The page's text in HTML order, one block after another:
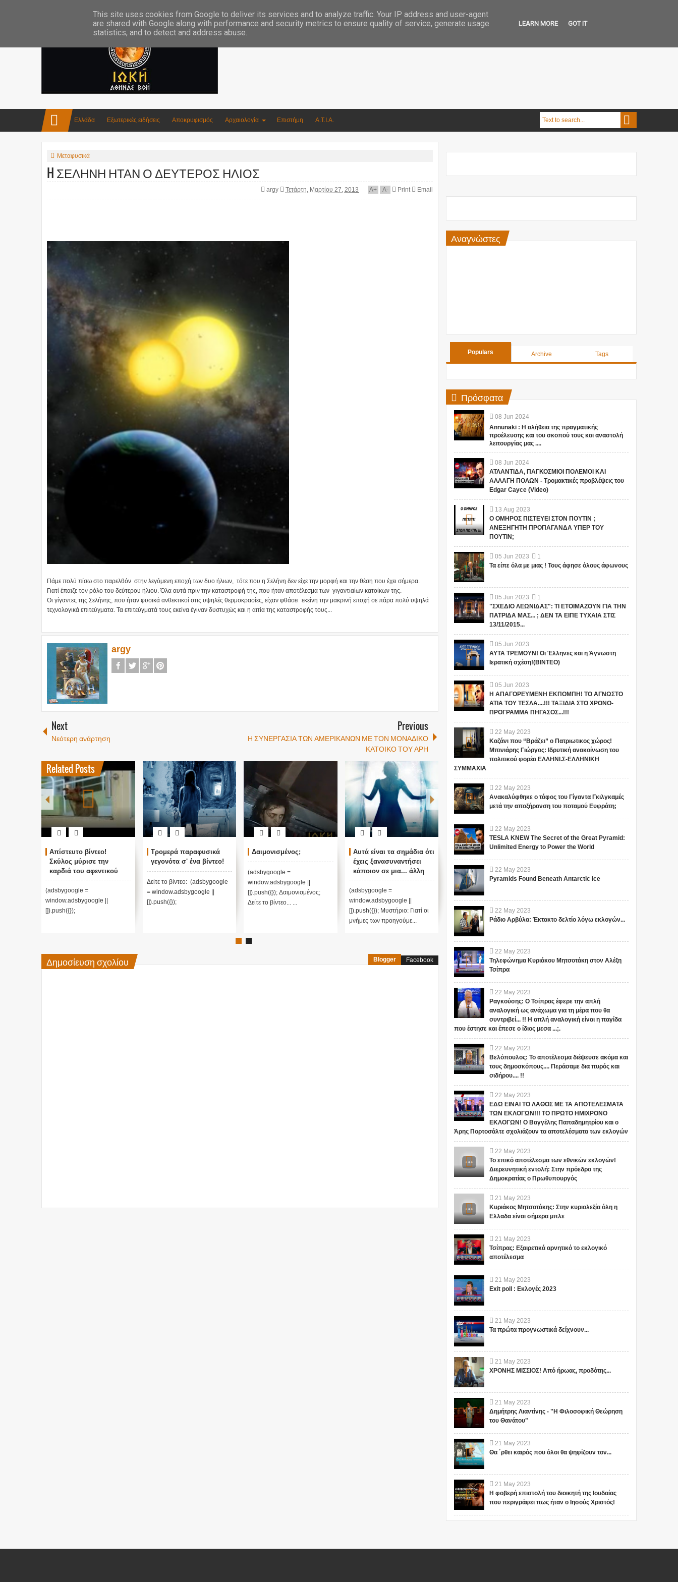
Ελλάδα Εξωτερικές ειδήσεις Αποκρυφισμός Αρχαιολογία Επιστήμη Α.Τ.Ι.Α.
Μεταφυσικά
H ΣΕΛΗΝΗ ΗΤΑΝ Ο ΔΕΥΤΕΡΟΣ ΗΛΙΟΣ
argy Τετάρτη, Μαρτίου 27, 2013 A+ A- Print Email
Πάμε πολύ πίσω στο παρελθόν στην λεγόμενη εποχή των δυο ήλιων, τότε που η Σελήνη δεν είχε την μορφή και την θέση που έχει σήμερα.
Γιατί έπαιζε τον ρόλο του δεύτερου ήλιου. Όλα αυτά πριν την καταστροφή της, που ήταν αποτέλεσμα των γιγαντιαίων κατοίκων της.
Οι γίγαντες της Σελήνης, που ήταν φυσικά ανθεκτικοί στις υψηλές θερμοκρασίες, είχαν φθάσει εκείνη την μακρινή εποχή σε πάρα πολύ υψηλά
τεχνολογικά επιτεύγματα. Τα επιτεύγματά τους εκείνα έγιναν δυστυχώς και η αιτία της καταστροφής τους...
argy
Next
Νεότερη ανάρτηση
Previous
Η ΣΥΝΕΡΓΑΣΙΑ ΤΩΝ ΑΜΕΡΙΚΑΝΩΝ ΜΕ ΤΟΝ ΜΟΝΑΔΙΚΟ
ΚΑΤΟΙΚΟ ΤΟΥ ΑΡΗ
Related Posts
Απίστευτο βίντεο!
Σκύλος μύρισε την
καρδιά του αφεντικού
του σε άλλο σώμα και η
αντίδραση του δεν
περιγράφεται με λόγια!
(adsbygoogle =
window.adsbygoogle ||
[]).push({});
Τρομερά παραφυσικά
γεγονότα σ' ένα βίντεο!
Δείτε το βίντεο: (adsbygoogle
= window.adsbygoogle ||
[]).push({});
Δαιμονισμένος;
(adsbygoogle =
window.adsbygoogle ||
[]).push({}); Δαιμονισμένος;
Δείτε το βίντεο... ...
Αυτά είναι τα σημάδια ότι
έχεις ξανασυναντήσει
κάποιον σε μια... άλλη
ζωή!!!
(adsbygoogle =
window.adsbygoogle ||
[]).push({}); Μυστήριο: Γιατί οι
μνήμες των προηγούμε...
10 ανεξήγητα φαινόμενα!
(video)
Είναι στην ανθρώπινη φύση να
θέλει να αποκαλύψει την
αλήθεια για τα πάντα. Ωστόσο,
υπήρξαν μια...
Μήπως είστε
πάνω στη Γη;;;; Τα 11
λαμβάνετε όλα αυτά τα
είστε έτοιμοι να λάβετε
Αισθάνεστε διαφορετικοί από
Θεωρείτε...
Δημοσίευση σχολίου Blogger Facebook
Αναγνώστες
Populars Archive Tags
Πρόσφατα
08 Jun 2024
Annunaki : Η αλήθεια της πραγματικής
προέλευσης και του σκοπού τους και αναστολή
λειτουργίας μας ....
08 Jun 2024
ΑΤΛΑΝΤΙΔΑ, ΠΑΓΚΟΣΜΙΟΙ ΠΟΛΕΜΟΙ ΚΑΙ
ΑΛΛΑΓΗ ΠΟΛΩΝ - Τρομακτικές προβλέψεις του
Edgar Cayce (Video)
13 Aug 2023
Ο ΟΜΗΡΟΣ ΠΙΣΤΕΥΕΙ ΣΤΟΝ ΠΟΥΤΙΝ ;
ΑΝΕΞΗΓΗΤΗ ΠΡΟΠΑΓΑΝΔΑ ΥΠΕΡ ΤΟΥ
ΠΟΥΤΙΝ;
05 Jun 2023
1
Τα είπε όλα με μιας ! Τους άφησε όλους άφωνους
05 Jun 2023
1
"ΣΧΕΔΙΟ ΛΕΩΝΙΔΑΣ": ΤΙ ΕΤΟΙΜΑΖΟΥΝ ΓΙΑ ΤΗΝ
ΠΑΤΡΙΔΑ ΜΑΣ... ; ΔΕΝ ΤΑ ΕΙΠΕ ΤΥΧΑΙΑ ΣΤΙΣ
13/11/2015...
05 Jun 2023
ΑΥΤΑ ΤΡΕΜΟΥΝ! Οι Έλληνες και η Άγνωστη
Ιερατική σχέση!(ΒΙΝΤΕΟ)
05 Jun 2023
Η ΑΠΑΓΟΡΕΥΜΕΝΗ ΕΚΠΟΜΠΗ! ΤΟ ΑΓΝΩΣΤΟ
ΑΤΙΑ ΤΟΥ ΤΕΣΛΑ....!!! ΤΑΞΙΔΙΑ ΣΤΟ ΧΡΟΝΟ-
ΠΡΟΓΡΑΜΜΑ ΠΗΓΑΣΟΣ...!!!
22 May 2023
Καζάνι που “Βράζει” ο Πατριωτικος χώρος!
Μπινιάρης Γιώργος: Ιδρυτική ανακοίνωση του
πολιτικού φορέα ΕΛΛΗΝΙ.Σ-ΕΛΛΗΝΙΚΗ
ΣΥΜΜΑΧΙΑ
22 May 2023
Ανακαλύφθηκε ο τάφος του Γίγαντα Γκιλγκαμές
μετά την αποξήρανση του ποταμού Ευφράτη;
22 May 2023
TESLA KNEW The Secret of the Great Pyramid:
Unlimited Energy to Power the World
22 May 2023
Pyramids Found Beneath Antarctic Ice
22 May 2023
Ράδιο Αρβύλα: Έκτακτο δελτίο λόγω εκλογών...
22 May 2023
Τηλεφώνημα Κυριάκου Μητσοτάκη στον Αλέξη
Τσίπρα
22 May 2023
Ραγκούσης: Ο Τσίπρας έφερε την απλή
αναλογική ως ανάχωμα για τη μέρα που θα
συντριβεί... !! Η απλή αναλογική είναι η παγίδα
που έστησε και έπεσε ο ίδιος μεσα ...;.
22 May 2023
Βελόπουλος: Το αποτέλεσμα διέψευσε ακόμα και
τους δημοσκόπους.... Περάσαμε δια πυρός και
σιδήρου.... !!
22 May 2023
ΕΔΩ ΕΙΝΑΙ ΤΟ ΛΑΘΟΣ ΜΕ ΤΑ ΑΠΟΤΕΛΕΣΜΑΤΑ
ΤΩΝ ΕΚΛΟΓΩΝ!!! ΤΟ ΠΡΩΤΟ ΗΜΙΧΡΟΝΟ
ΕΚΛΟΓΩΝ! Ο Βαγγέλης Παπαδημητρίου και ο
Άρης Πορτοσάλτε σχολιάζουν τα αποτελέσματα των εκλογών
22 May 2023
Το επικό αποτέλεσμα των εθνικών εκλογών!
Διερευνητική εντολή: Στην πρόεδρο της
Δημοκρατίας ο Πρωθυπουργός
21 May 2023
Κυριάκος Μητσοτάκης: Στην κυριολεξία όλη η
Ελλαδα είναι σήμερα μπλε
21 May 2023
Τσίπρας: Εξαιρετικά αρνητικό το εκλογικό
αποτέλεσμα
21 May 2023
Exit poll : Εκλογές 2023
21 May 2023
Τα πρώτα προγνωστικά δείχνουν...
21 May 2023
ΧΡΟΝΗΣ ΜΙΣΣΙΟΣ! Από ήρωας, προδότης...
21 May 2023
Δημήτρης Λιαντίνης - "Η Φιλοσοφική Θεώρηση
του Θανάτου"
21 May 2023
Θα ΄ρθει καιρός που όλοι θα ψηφίζουν τον...
21 May 2023
Η φοβερή επιστολή του διοικητή της Ιουδαίας
που περιγράφει πως ήταν ο Ιησούς Χριστός!
This site uses cookies from Google to deliver its services and to analyze traffic. Your IP address and user-agent
are shared with Google along with performance and security metrics to ensure quality of service, generate usage
statistics, and to detect and address abuse.
LEARN MORE GOT IT